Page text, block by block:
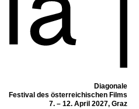
Diagonale
Festival des österreichischen Films
7. – 12. April 2027, Graz